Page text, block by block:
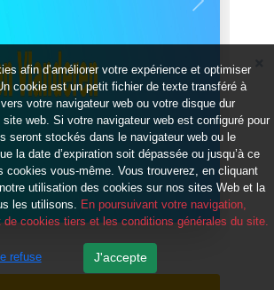
Suivant
afin d’améliorer votre expérience et optimiser
cookie est un petit fichier de texte transféré à
votre navigateur web ou votre disque dur
web. Si votre navigateur web est configuré pour
seront stockés dans le navigateur web ou le
la date d’expiration soit dépassée ou jusqu’à ce
cookies vous-même. Vous trouverez, en cliquant
utilisation des cookies sur nos sites Web et la
les utilisons. En poursuivant votre navigation,
cookies tiers et les conditions générales du site.
refuse J'accepte